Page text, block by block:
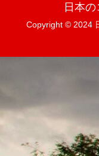
日本
Copyright © 2024